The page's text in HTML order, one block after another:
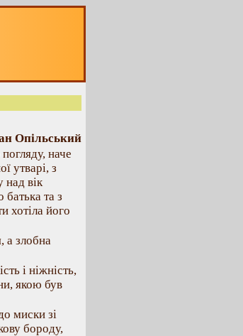
Опільський
наче
утварі, з
над вік
та з
хотіла його
а злобна
і ніжність,
якою був
миски зі
бороду,